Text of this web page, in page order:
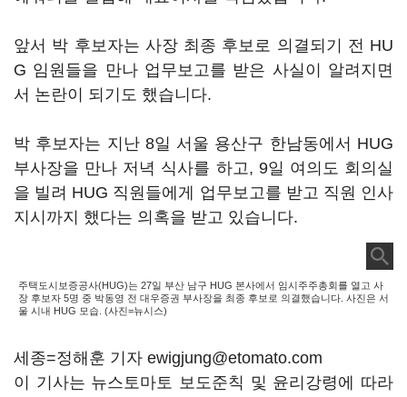
앞서 박 후보자는 사장 최종 후보로 의결되기 전 HU
G 임원들을 만나 업무보고를 받은 사실이 알려지면
서 논란이 되기도 했습니다.
박 후보자는 지난 8일 서울 용산구 한남동에서 HUG
부사장을 만나 저녁 식사를 하고, 9일 여의도 회의실
을 빌려 HUG 직원들에게 업무보고를 받고 직원 인사
지시까지 했다는 의혹을 받고 있습니다.
주택도시보증공사(HUG)는 27일 부산 남구 HUG 본사에서 임시주주총회를 열고 사
장 후보자 5명 중 박동영 전 대우증권 부사장을 최종 후보로 의결했습니다. 사진은 서
울 시내 HUG 모습. (사진=뉴시스)
세종=정해훈 기자 ewigjung@etomato.com
이 기사는 뉴스토마토 보도준칙 및 윤리강령에 따라